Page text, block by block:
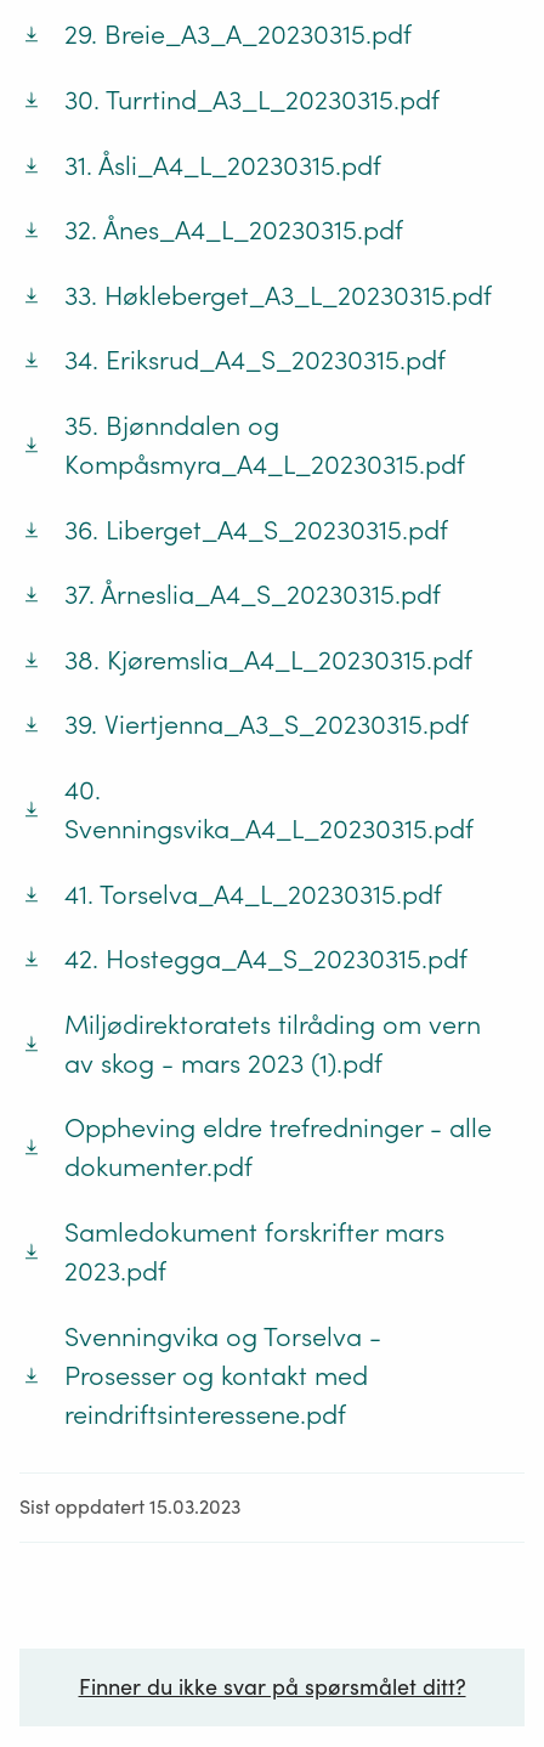
29. Breie_A3_A_20230315.pdf
30. Turrtind_A3_L_20230315.pdf
31. Åsli_A4_L_20230315.pdf
32. Ånes_A4_L_20230315.pdf
33. Høkleberget_A3_L_20230315.pdf
34. Eriksrud_A4_S_20230315.pdf
35. Bjønndalen og
Kompåsmyra_A4_L_20230315.pdf
36. Liberget_A4_S_20230315.pdf
37. Årneslia_A4_S_20230315.pdf
38. Kjøremslia_A4_L_20230315.pdf
39. Viertjenna_A3_S_20230315.pdf
40.
Svenningsvika_A4_L_20230315.pdf
41. Torselva_A4_L_20230315.pdf
42. Hostegga_A4_S_20230315.pdf
Miljødirektoratets tilråding om vern
av skog - mars 2023 (1).pdf
Oppheving eldre trefredninger - alle
dokumenter.pdf
Samledokument forskrifter mars
2023.pdf
Svenningvika og Torselva -
Prosesser og kontakt med
reindriftsinteressene.pdf
Sist oppdatert 15.03.2023
Finner du ikke svar på spørsmålet ditt?